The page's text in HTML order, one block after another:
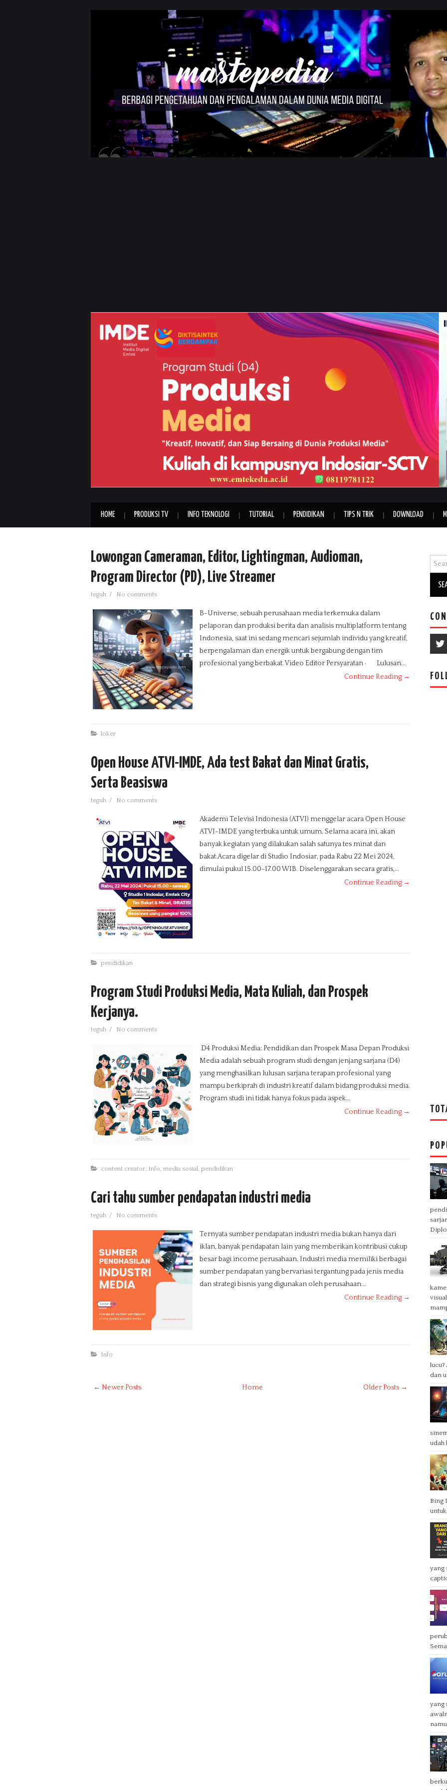
HOME PRODUKSI TV INFO TEKNOLOGI TUTORIAL PENDIDIKAN TIPS N TRIK DOWNLOAD
Lowongan Cameraman, Editor, Lightingman, Audioman,
Program Director (PD), Live Streamer
teguh / No comments
B-Universe, sebuah perusahaan media terkemuka dalam
pelaporan dan produksi berita dan analisis multiplatform tentang
Indonesia, saat ini sedang mencari sejumlah individu yang kreatif,
berpengalaman dan energik untuk bergabung dengan tim
profesional yang berbakat. Video Editor Persyaratan · Lulusan...
Continue Reading →
loker
Open House ATVI-IMDE, Ada test Bakat dan Minat Gratis,
Serta Beasiswa
teguh / No comments
Akademi Televisi Indonesia (ATVI) menggelar acara Open House
ATVI-IMDE yang terbuka untuk umum. Selama acara ini, akan
banyak kegiatan yang dilakukan salah satunya tes minat dan
bakat.Acara digelar di Studio Indosiar, pada Rabu 22 Mei 2024,
dimulai pukul 15.00-17.00 WIB. Diselenggarakan secara gratis,...
Continue Reading →
pendidikan
Program Studi Produksi Media, Mata Kuliah, dan Prospek
Kerjanya.
teguh / No comments
D4 Produksi Media: Pendidikan dan Prospek Masa Depan Produksi
Media adalah sebuah program studi dengan jenjang sarjana (D4)
yang menghasilkan lulusan sarjana terapan profesional yang
mampu berkiprah di industri kreatif dalam bidang produksi media.
Program studi ini tidak hanya fokus pada aspek...
Continue Reading →
content creator, Info, media sosial, pendidikan
Cari tahu sumber pendapatan industri media
teguh / No comments
Ternyata sumber pendapatan industri media bukan hanya dari
iklan, banyak pendapatan lain yang memberikan kontribusi cukup
besar bagi income perusahaan. Industri media memiliki berbagai
sumber pendapatan yang bervariasi tergantung pada jenis media
dan strategi bisnis yang digunakan oleh perusahaan...
Continue Reading →
Info
← Newer Posts Older Posts →
Home
dan
udah
Bing
untuk
yang
yang